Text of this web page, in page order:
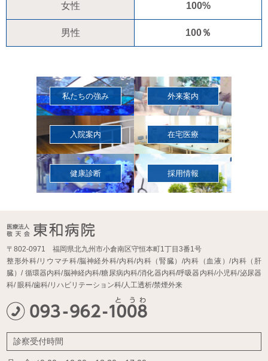
女性 100%
男性 100％
私たちの強み 外来案内
入院案内 在宅医療
健康診断 採用情報
〒802-0971 福岡県北九州市小倉南区守恒本町1丁目3番1号
整形外科/リウマチ科/脳神経外科/内科/内科（腎臓）/内科（血液）/内科（肝
臓）/循環器内科/脳神経内科/糖尿病内科/消化器内科/呼吸器内科/小児科/泌尿器
科/眼科/歯科/リハビリテーション科/人工透析/禁煙外来
診察受付時間